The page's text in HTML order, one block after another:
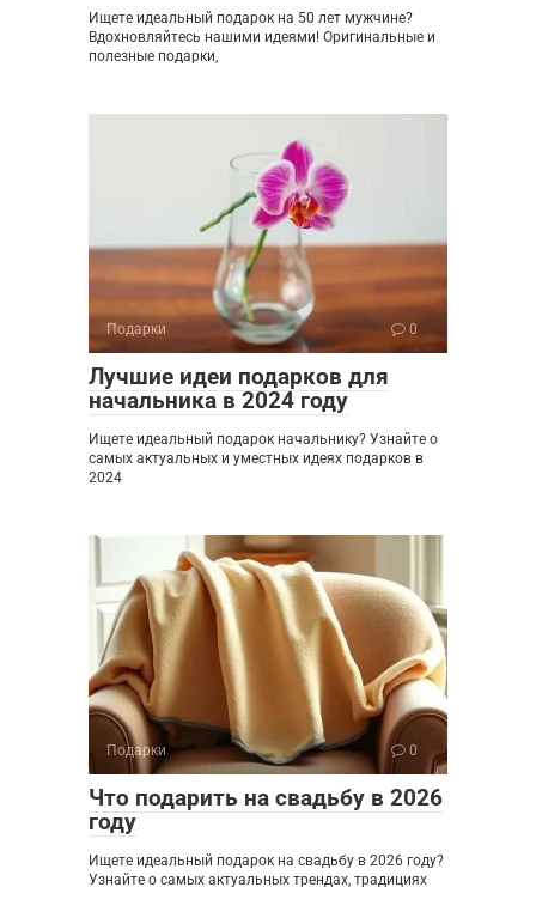
Ищете идеальный подарок на 50 лет мужчине?
Вдохновляйтесь нашими идеями! Оригинальные и
полезные подарки,
Подарки 0
Лучшие идеи подарков для
начальника в 2024 году
Ищете идеальный подарок начальнику? Узнайте о
самых актуальных и уместных идеях подарков в
2024
Подарки 0
Что подарить на свадьбу в 2026
году
Ищете идеальный подарок на свадьбу в 2026 году?
Узнайте о самых актуальных трендах, традициях